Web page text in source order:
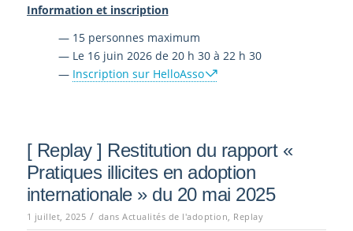
Information et inscription
— 15 personnes maximum
— Le 16 juin 2026 de 20 h 30 à 22 h 30
— Inscription sur HelloAsso
[ Replay ] Restitution du rapport «
Pratiques illicites en adoption
internationale » du 20 mai 2025
1 juillet, 2025 / dansActualités de l'adoption Replay